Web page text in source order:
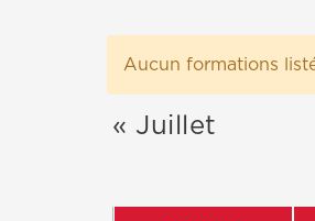
Aucun formations
« Juillet